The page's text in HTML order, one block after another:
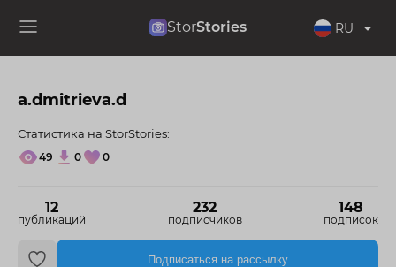
StorStories RU
a.dmitrieva.d
12
публикаций
232
подписчиков
148
подписок
Статистика на StorStories:
49 0 0
Подписаться на рассылку